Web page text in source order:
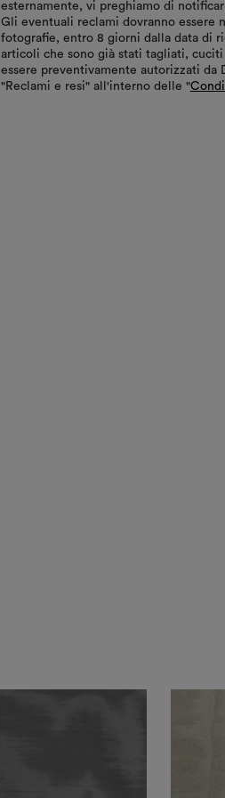
esternamente, vi preghiamo di
Gli eventuali reclami dovranno
fotografie, entro 8 giorni dalla data di
articoli che sono già stati tagliati,
essere preventivamente autorizzati da
"Reclami e resi" all'interno delle "